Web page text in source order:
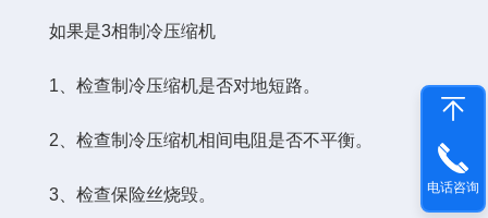
如果是3相制冷压缩机
1、检查制冷压缩机是否对地短路。
2、检查制冷压缩机相间电阻是否不平衡。
3、检查保险丝烧毁。 电话咨询